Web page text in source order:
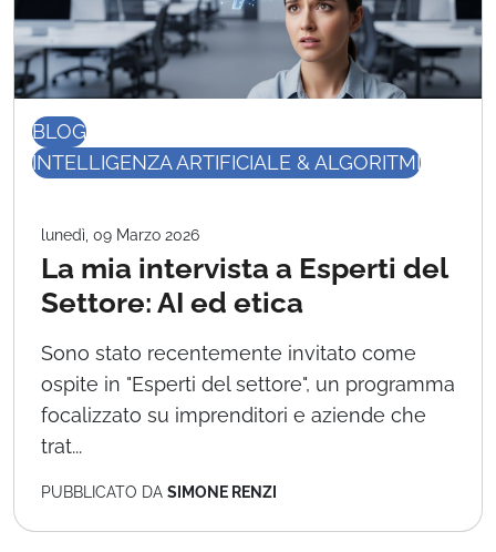
BLOG
INTELLIGENZA ARTIFICIALE & ALGORITMI
lunedì, 09 Marzo 2026
La mia intervista a Esperti del
Settore: AI ed etica
Sono stato recentemente invitato come
ospite in "Esperti del settore", un programma
focalizzato su imprenditori e aziende che
trat...
PUBBLICATO DA SIMONE RENZI